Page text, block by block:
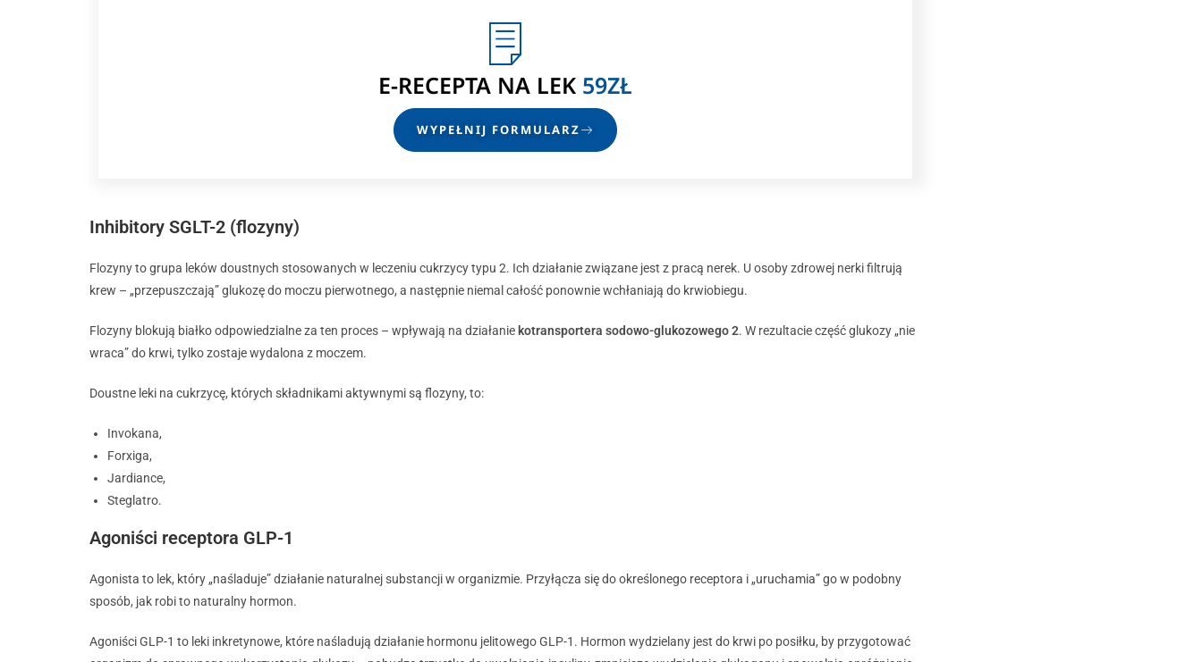
E-RECEPTA NA LEK 59ZŁ
WYPEŁNIJ FORMULARZ
Inhibitory SGLT-2 (flozyny)
Flozyny to grupa leków doustnych stosowanych w leczeniu cukrzycy typu 2. Ich działanie związane jest z pracą nerek. U osoby zdrowej nerki filtrują
krew – „przepuszczają” glukozę do moczu pierwotnego, a następnie niemal całość ponownie wchłaniają do krwiobiegu.
Flozyny blokują białko odpowiedzialne za ten proces – wpływają na działanie kotransportera sodowo-glukozowego 2. W rezultacie część glukozy „nie
wraca” do krwi, tylko zostaje wydalona z moczem.
Doustne leki na cukrzycę, których składnikami aktywnymi są flozyny, to:
Invokana,
Forxiga,
Jardiance,
Steglatro.
Agoniści receptora GLP-1
Agonista to lek, który „naśladuje” działanie naturalnej substancji w organizmie. Przyłącza się do określonego receptora i „uruchamia” go w podobny
sposób, jak robi to naturalny hormon.
Agoniści GLP-1 to leki inkretynowe, które naśladują działanie hormonu jelitowego GLP-1. Hormon wydzielany jest do krwi po posiłku, by przygotować